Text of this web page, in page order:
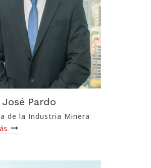
Pardo
de la Industria Minera